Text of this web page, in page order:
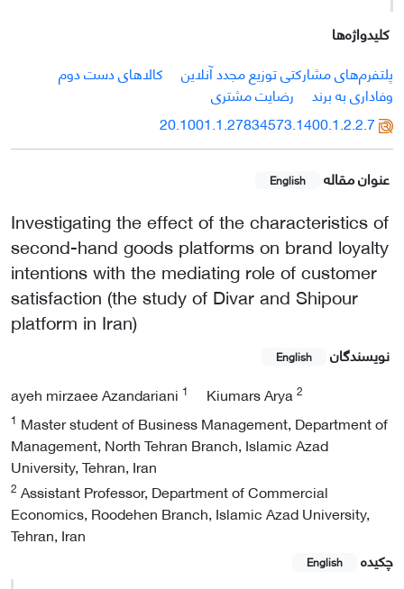
کلیدواژه‌ها
پلتفرم‌های مشارکتی توزیع مجدد آنلاین
کالاهای دست دوم
وفاداری به برند
رضایت مشتری
20.1001.1.27834573.1400.1.2.2.7
عنوان مقاله English
Investigating the effect of the characteristics of
second-hand goods platforms on brand loyalty
intentions with the mediating role of customer
satisfaction (the study of Divar and Shipour
platform in Iran)
نویسندگان English
ayeh mirzaee Azandariani 1 Kiumars Arya2
1 Master student of Business Management, Department of
Management, North Tehran Branch, Islamic Azad
University, Tehran, Iran
2 Assistant Professor, Department of Commercial
Economics, Roodehen Branch, Islamic Azad University,
Tehran, Iran
چکیده
English